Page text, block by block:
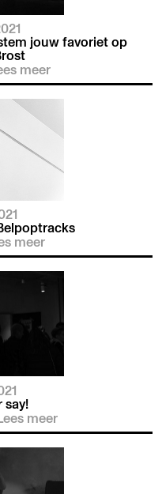
jouw favoriet op
meer
meer
say!
meer